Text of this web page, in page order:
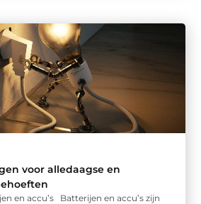
voor alledaagse en
en accu’s Batterijen en accu’s zijn